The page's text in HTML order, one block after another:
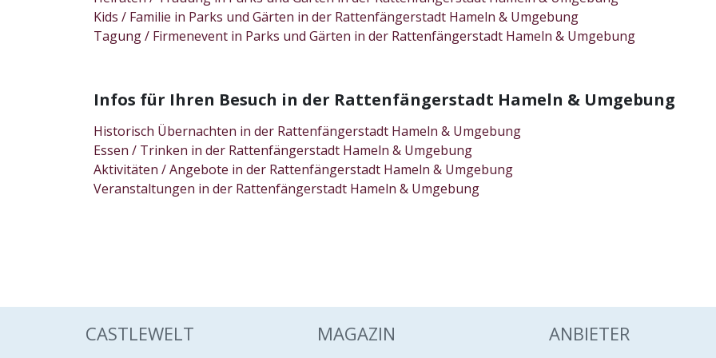
Kids / Familie in Parks und Gärten in der Rattenfängerstadt Hameln & Umgebung
Tagung / Firmenevent in Parks und Gärten in der Rattenfängerstadt Hameln & Umgebung
Infos für Ihren Besuch in der Rattenfängerstadt Hameln & Umgebung
Historisch Übernachten in der Rattenfängerstadt Hameln & Umgebung
Essen / Trinken in der Rattenfängerstadt Hameln & Umgebung
Aktivitäten / Angebote in der Rattenfängerstadt Hameln & Umgebung
Veranstaltungen in der Rattenfängerstadt Hameln & Umgebung
CASTLEWELT MAGAZIN ANBIETER